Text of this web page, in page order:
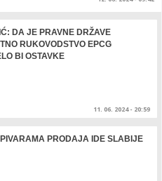
DA JE PRAVNE DRŽAVE
RUKOVODSTVO EPCG
BI OSTAVKE
11. 06. 2024 - 20:59
PRODAJA IDE SLABIJE